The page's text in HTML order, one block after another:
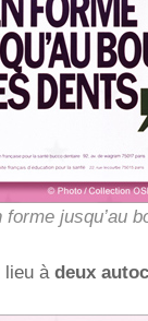
jusqu’au
lieu à deux